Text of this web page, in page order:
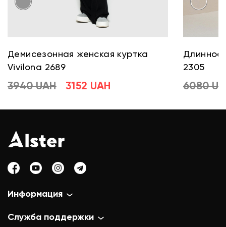
Демисезонная женская куртка
Vivilona 2689
3940 UAH 3152 UAH
Длинное
2305
6080
Информация
Служба поддержки